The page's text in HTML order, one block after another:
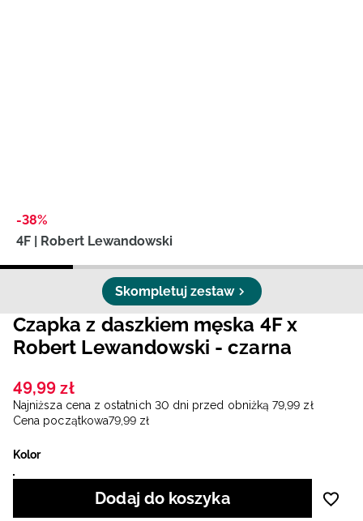
-38%
4F | Robert Lewandowski
Skompletuj zestaw
Czapka z daszkiem męska 4F x
Robert Lewandowski - czarna
49,99 zł
Najniższa cena z ostatnich 30 dni przed obniżką 79,99 zł
Cena początkowa79,99 zł
Kolor
Dodaj do koszyka